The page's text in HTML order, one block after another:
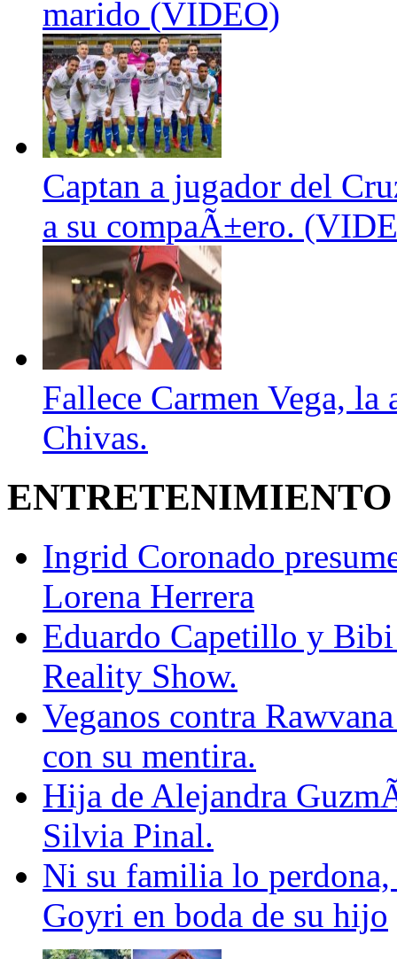
marido (VIDEO)
Captan a jugador del
a su compaÃ±ero.
Fallece Carmen Vega,
Chivas.
ENTRETENIMIENTO
Ingrid Coronado
Lorena Herrera
Eduardo Capetillo y
Reality Show.
Veganos contra
con su mentira.
Hija de Alejandra
Silvia Pinal.
Ni su familia lo perdona,
Goyri en boda de su hijo